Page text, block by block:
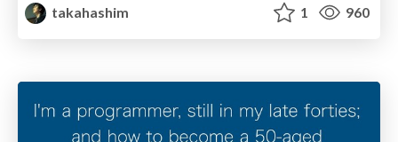
takahashim
1 960